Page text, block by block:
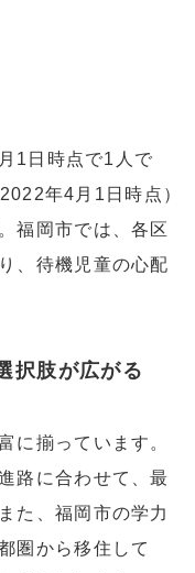
1日時点で1人で
年4月1日時点）
福岡市では、各区
、待機児童の心配
択肢が広がる
に揃っています。
路に合わせて、最
た、福岡市の学力
圏から移住して